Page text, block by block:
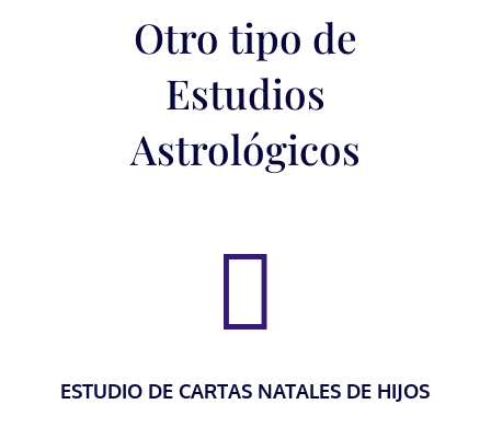
Otro tipo de
Estudios
Astrológicos

ESTUDIO DE CARTAS NATALES DE HIJOS